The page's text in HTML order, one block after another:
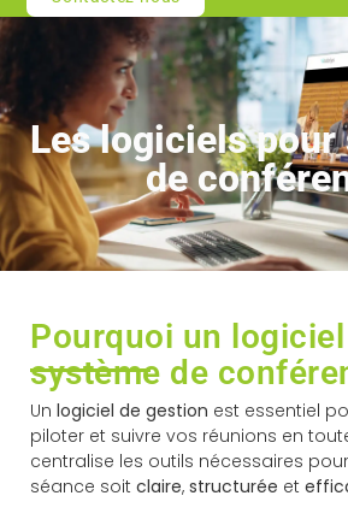
Les logiciels pour
de
Pourquoi un
système de
Un logiciel de gestion est essentiel
piloter et suivre vos réunions en
centralise les outils nécessaires
séance soit claire, structurée et